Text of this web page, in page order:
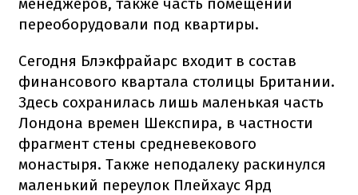
переоборудовали под квартиры.
Сегодня Блэкфрайарс входит в состав
финансового квартала столицы Британии.
Здесь сохранилась лишь маленькая часть
Лондона времен Шекспира, в частности
фрагмент стены средневекового
монастыря. Также неподалеку раскинулся
маленький переулок Плейхаус Ярд